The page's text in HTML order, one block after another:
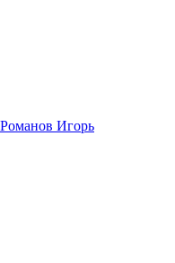
Романов Игорь